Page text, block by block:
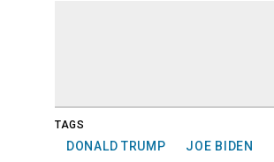
TAGS
DONALD TRUMP JOE BIDEN